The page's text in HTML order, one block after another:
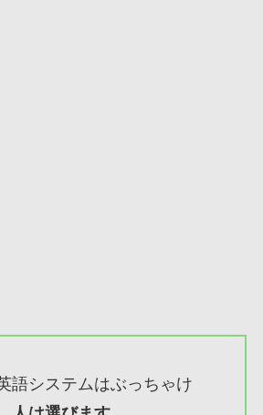
語システムはぶっちゃけ